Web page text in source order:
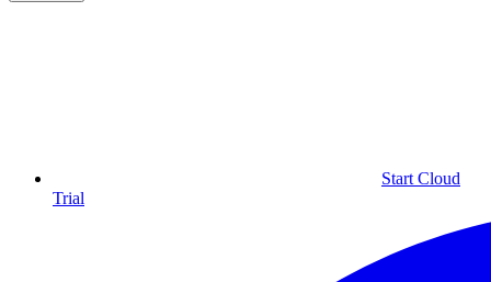
Start Cloud
Trial